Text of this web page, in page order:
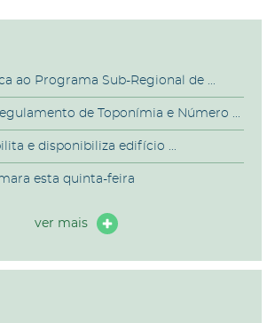
ao Programa Sub-Regional de ...
de Toponímia e Número ...
e disponibiliza edifício ...
esta quinta-feira
ver mais